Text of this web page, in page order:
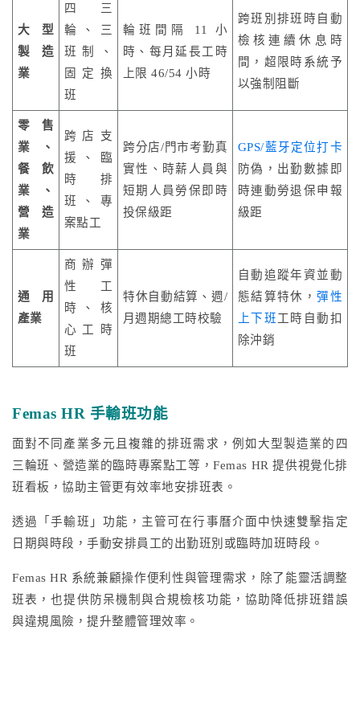
大型
製造
業
四三
輪、三
班制、
固定換
班
輪班間隔 11 小
時、每月延長工時
上限 46/54 小時
跨班別排班時自動
檢核連續休息時
間，超限時系統予
以強制阻斷
零售
業、
餐飲
業、
營造
業
跨店支
援、臨
時排
班、專
案點工
跨分店/門市考勤真
實性、時薪人員與
短期人員勞保即時
投保級距
GPS/藍牙定位打卡
防偽，出勤數據即
時連動勞退保申報
級距
通用
產業
商辦彈
性工
時、核
心工時
班
特休自動結算、週/
月週期總工時校驗
自動追蹤年資並動
態結算特休，彈性
上下班工時自動扣
除沖銷
Femas HR 手輸班功能
面對不同產業多元且複雜的排班需求，例如大型製造業的四
三輪班、營造業的臨時專案點工等，Femas HR 提供視覺化排
班看板，協助主管更有效率地安排班表。
透過「手輸班」功能，主管可在行事曆介面中快速雙擊指定
日期與時段，手動安排員工的出勤班別或臨時加班時段。
Femas HR 系統兼顧操作便利性與管理需求，除了能靈活調整
班表，也提供防呆機制與合規檢核功能，協助降低排班錯誤
與違規風險，提升整體管理效率。